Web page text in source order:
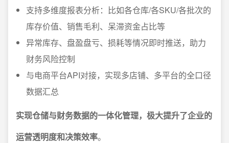
支持多维度报表分析：比如各仓库/各SKU/各批次的
库存价值、销售毛利、呆滞资金占比等
异常库存、盘盈盘亏、损耗等情况即时推送，助力
财务风险控制
与电商平台API对接，实现多店铺、多平台的全口径
数据汇总
实现仓储与财务数据的一体化管理，极大提升了企业的
运营透明度和决策效率。